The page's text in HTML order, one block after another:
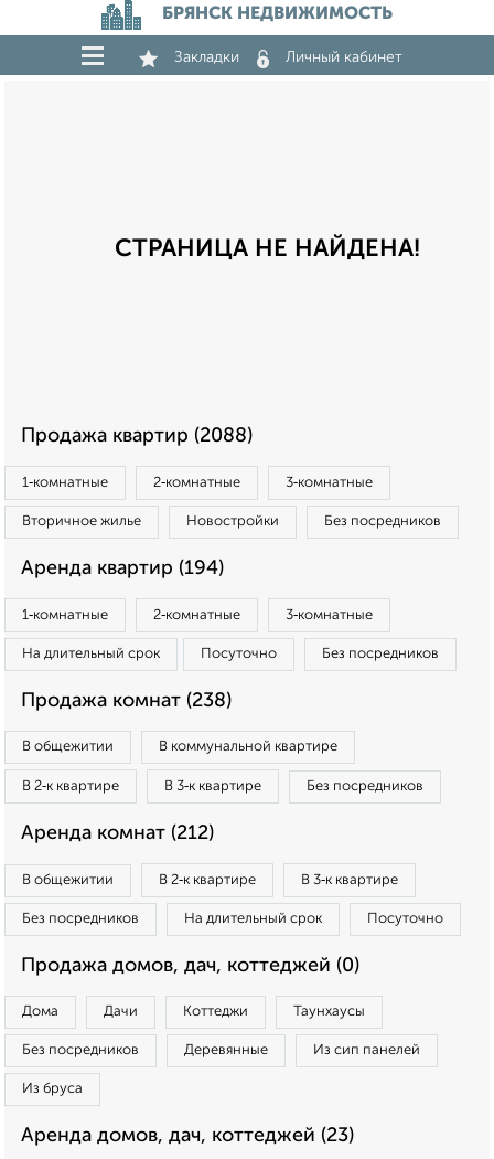
БРЯНСК НЕДВИЖИМОСТЬ
Закладки Личный кабинет
СТРАНИЦА НЕ НАЙДЕНА!
Продажа квартир (2088)
1‑комнатные 2‑комнатные 3‑комнатные
Вторичное жилье Новостройки Без посредников
Аренда квартир (194)
1‑комнатные 2‑комнатные 3‑комнатные
На длительный срок Посуточно Без посредников
Продажа комнат (238)
В общежитии В коммунальной квартире
В 2‑к квартире В 3‑к квартире Без посредников
Аренда комнат (212)
В общежитии В 2‑к квартире В 3‑к квартире
Без посредников На длительный срок Посуточно
Продажа домов, дач, коттеджей (0)
Дома Дачи Коттеджи Таунхаусы
Без посредников Деревянные Из сип панелей
Из бруса
Аренда домов, дач, коттеджей (23)